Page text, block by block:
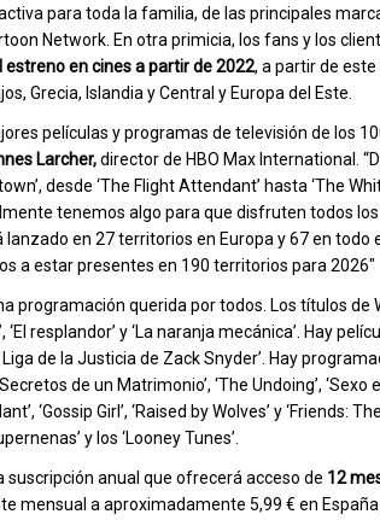
para toda la familia, de las principales
Network. En otra primicia, los fans y los
estreno en cines a partir de 2022, a partir de
Grecia, Islandia y Central y Europa del Este.
películas y programas de televisión de los
Larcher,director de HBO Max International.
desde ‘The Flight Attendant’ hasta ‘The
tenemos algo para que disfruten todos
en 27 territorios en Europa y 67 en todo
a estar presentes en 190 territorios para 2026″
programación querida por todos. Los títulos de
‘El resplandor’ y ‘La naranja mecánica’. Hay
Liga de la Justicia de Zack Snyder’. Hay
de un Matrimonio’, ‘The Undoing’, ‘Sexo
‘Gossip Girl’, ‘Raised by Wolves’ y ‘Friends:
y los ‘Looney Tunes’.
suscripción anual que ofrecerá acceso de 12
mensual a aproximadamente 5,99 € en